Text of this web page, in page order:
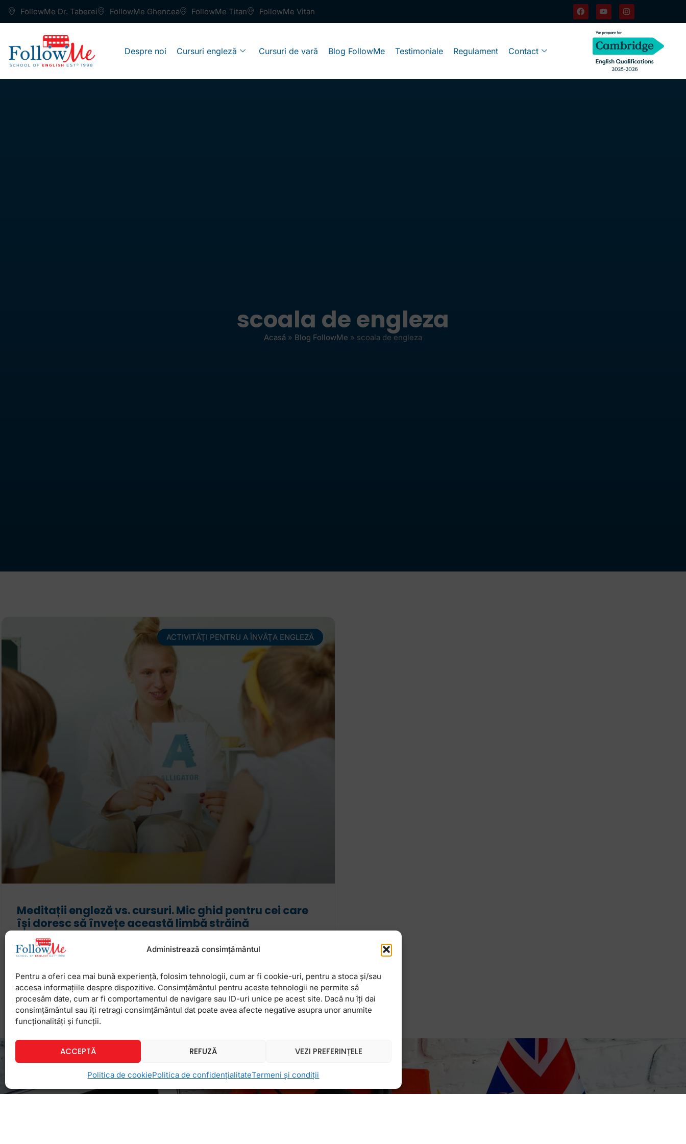
Administrează consimțământul
Pentru a oferi cea mai bună experiență, folosim tehnologii, cum ar fi cookie-uri, pentru a stoca și/sau
accesa informațiile despre dispozitive. Consimțământul pentru aceste tehnologii ne permite să
procesăm date, cum ar fi comportamentul de navigare sau ID-uri unice pe acest site. Dacă nu îți dai
consimțământul sau îți retragi consimțământul dat poate avea afecte negative asupra unor anumite
funcționalități și funcții.
ACCEPTĂ REFUZĂ VEZI PREFERINȚELE
Politica de cookiePolitica de confidențialitateTermeni și condiții
FollowMe Dr. Taberei FollowMe Ghencea FollowMe Titan FollowMe Vitan
Despre noi Cursuri engleză Cursuri de vară Blog FollowMe Testimoniale Regulament Contact
scoala de engleza
Acasă » Blog FollowMe » scoala de engleza
ACTIVITĂŢI PENTRU A ÎNVĂŢA ENGLEZĂ
Meditații engleză vs. cursuri. Mic ghid pentru cei care
își doresc să învețe această limbă străină
Meditație cu Doamna de engleză (eventual de la școală) sau curs
organizat de o școală dedicată, cu prestigiu? În timp ce prima s-ar
7 decembrie 2021 Niciun comentariu
Newsletter